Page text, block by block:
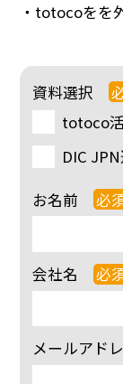
・totocoをを
資料選択
totoco
DIC
お名前
必
会社名 必
メールアド